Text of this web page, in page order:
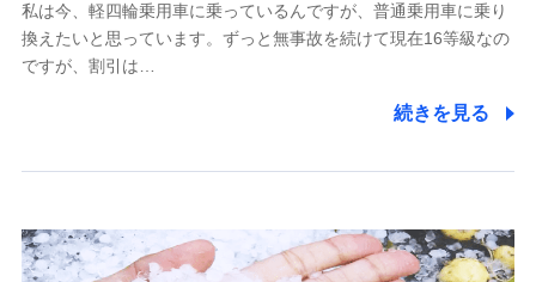
(https://pshoken.co.jp/)
リトルファミリー少額短期保険株式会社
(https://www.littlefamily-ssi.com/)
郵便、電話、およびＥメール等により、当社と取引のあるも
た維持管理等の委託業務遂行のため、またそれらに付帯、関
連する当社および提携会社のサービスを案内、提供するため
私は今、軽四輪乗用車に乗っているんですが、普通乗用車に乗り
換えたいと思っています。ずっと無事故を続けて現在16等級なの
ですが、割引は…
続きを見る